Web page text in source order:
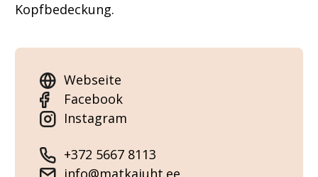
Kopfbedeckung.
Webseite
Facebook
Instagram
+372 5667 8113
info@matkajuht.ee